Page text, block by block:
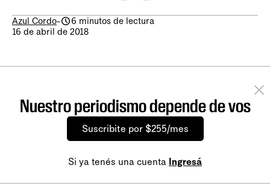
Azul Cordo-
6 minutos de lectura
16 de abril de 2018
Nuestro periodismo depende de vos
Suscribite por $255/mes
Si ya tenés una cuenta Ingresá